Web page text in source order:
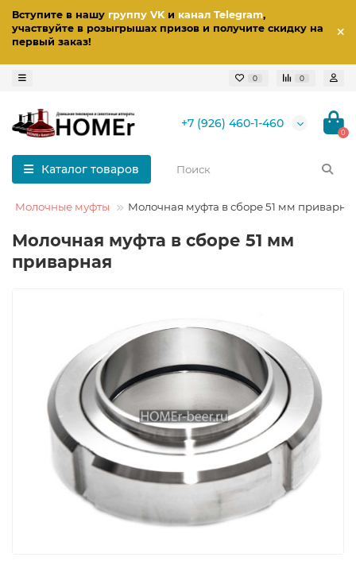
Вступите в нашу группу VKи канал Telegram,
участвуйте в розыгрышах призов и получите скидку на
первый заказ!
0 0
+7 (926) 460-1-460
0
Каталог товаров
Молочные муфты Молочная муфта в сборе 51 мм
Молочная муфта в сборе 51 мм
приварная